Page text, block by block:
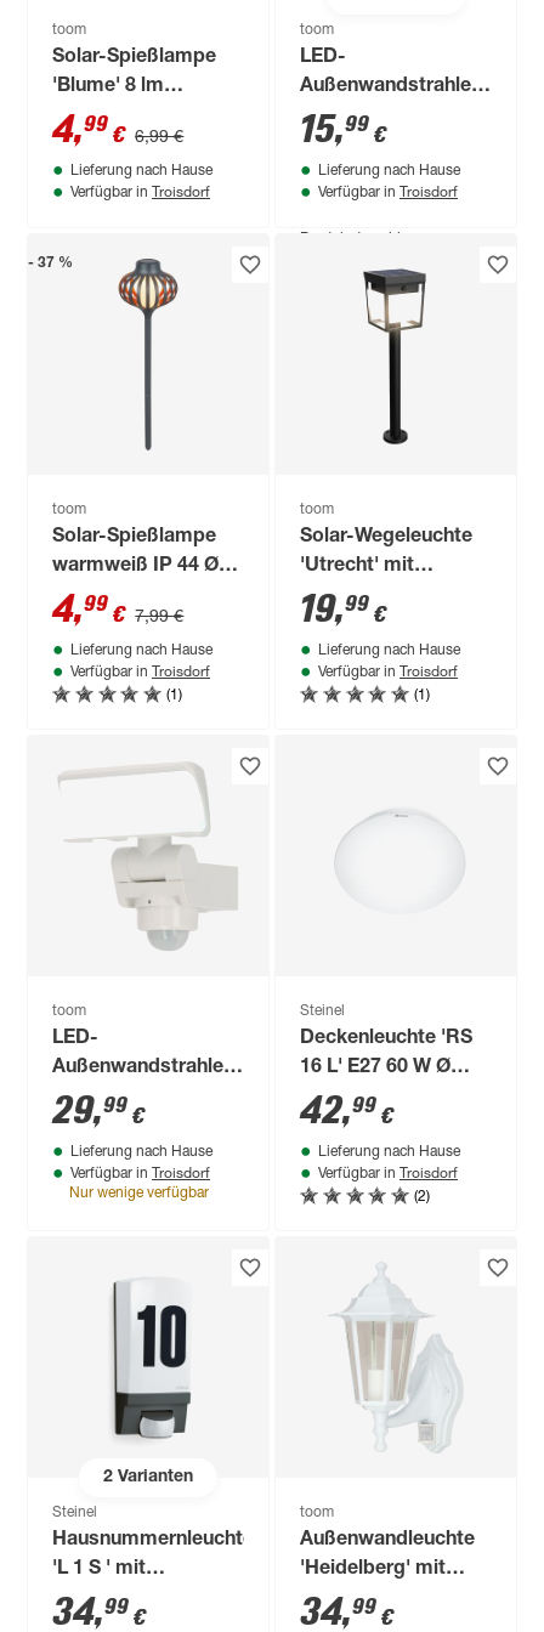
Produktdatenblatt
Verfügbar inTroisdorf
Nur wenige verfügbar
toom
Solar-Spießlampe
'Blume' 8 lm
tageslichtweiß IP 44
Ø 13,5 x 76 cm
4,99 € 6,99 €
Lieferung nach Hause
Verfügbar in Troisdorf
toom
LED-
Außenwandstrahler
mit
Bewegungssensor
1450 lm
tageslichtweiß IP 44
13,4 x 16,2 cm
15,99 €
Lieferung nach Hause
Verfügbar in Troisdorf
- 37 %
toom
Solar-Spießlampe
warmweiß IP 44 Ø
11,5 x 40,2 cm
4,99 € 7,99 €
Lieferung nach Hause
Verfügbar in Troisdorf
(1)
toom
Solar-Wegeleuchte
'Utrecht' mit
Bewegungssensor
30 lm neutralweiß IP
44 12,2 x 43,3 x 12,2
cm
19,99 €
Lieferung nach Hause
Verfügbar in Troisdorf
(1)
toom
LED-
Außenwandstrahler
'Seattle' mit
Bewegungssensor
20 W 1600 lm
warmweiß IP 44 17 x
29,99 €
Lieferung nach Hause
Verfügbar in Troisdorf
Nur wenige verfügbar
Steinel
Deckenleuchte 'RS
16 L' E27 60 W Ø
27,5 x 9,5 cm
42,99 €
Lieferung nach Hause
Verfügbar in Troisdorf
(2)
2Varianten
Steinel
Hausnummernleuchte
'L 1 S ' mit
Bewegungssensor
34,99 €
toom
Außenwandleuchte
'Heidelberg' mit
Bewegungssensor
34,99 €